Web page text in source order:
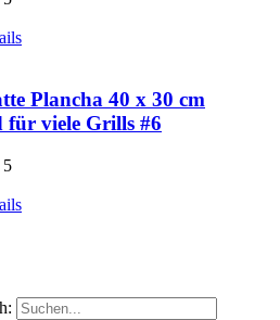
Plancha 40 x 30 cm
für viele Grills #6
5